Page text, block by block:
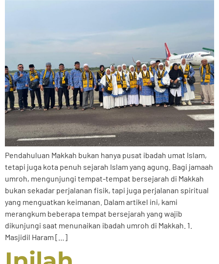
Pendahuluan Makkah bukan hanya pusat ibadah umat Islam,
tetapi juga kota penuh sejarah Islam yang agung. Bagi jamaah
umroh, mengunjungi tempat-tempat bersejarah di Makkah
bukan sekadar perjalanan fisik, tapi juga perjalanan spiritual
yang menguatkan keimanan. Dalam artikel ini, kami
merangkum beberapa tempat bersejarah yang wajib
dikunjungi saat menunaikan ibadah umroh di Makkah. 1.
Masjidil Haram […]